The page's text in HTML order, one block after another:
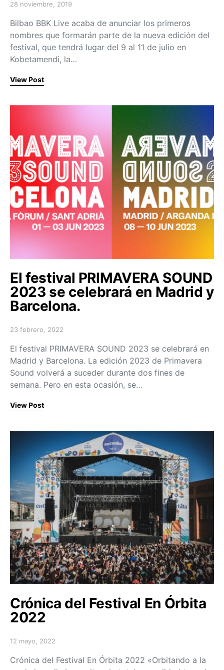
Posted on
28 noviembre, 2019
Bilbao BBK Live acaba de anunciar los primeros
nombres que formarán parte de la nueva edición del
festival, que tendrá lugar del 9 al 11 de julio en
Kobetamendi, la…
View Post
El festival PRIMAVERA SOUND
2023 se celebrará en Madrid y
Barcelona.
Posted on
23 febrero, 2022
El festival PRIMAVERA SOUND 2023 se celebrará en
Madrid y Barcelona. La edición 2023 de Primavera
Sound volverá a suceder durante dos fines de
semana. Pero en esta ocasión, se…
View Post
Crónica del Festival En Órbita
2022
Posted on
12 mayo, 2022
Crónica del Festival En Órbita 2022 «Orbitando a la